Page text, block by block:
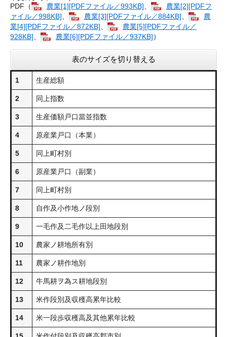
PDF（
農業​[1][PDFファイル／993KB]
農業​[2][PDFフ
ァイル／998KB]
農業​[3][PDFファイル／884KB]
農
業​[4][PDFファイル／872KB]
農業​[5][PDFファイル／
928KB]
農業​[6][PDFファイル／937KB]）
表のサイズを切り替える
1 生産総額
2 同上指数
3 生産価額戸口當並指数
4 原産業戸口（本業）
5 同上町村別
6 原産業戸口（副業）
7 同上町村別
8 自作及小作地ノ段別
9 一毛作及二毛作以上田地段別
10 農家ノ耕地所有別
11 農家ノ耕作地別
12 牛馬耕ヲ為ス耕地段別
13 米作段別及収穫高累年比較
14 米一段歩収穫高及其他累年比較